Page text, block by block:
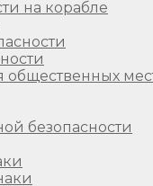
на корабле
безопасности